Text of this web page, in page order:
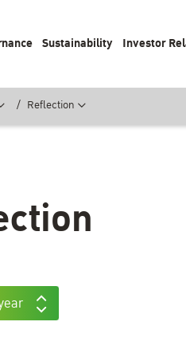
Sustainability Investor
Reflection